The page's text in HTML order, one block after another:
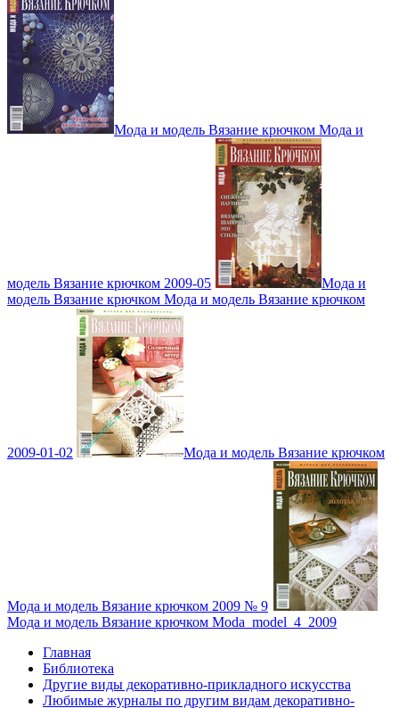
Мода и модель Вязание крючком Мода и
модель Вязание крючком 2009-05
Мода и
модель Вязание крючком Мода и модель Вязание крючком
2009-01-02 Мода и модель Вязание крючком
Мода и модель Вязание крючком 2009 № 9
Мода и модель Вязание крючком Moda_model_4_2009
Главная
Библиотека
Другие виды декоративно-прикладного искусства
Любимые журналы по другим видам декоративно-